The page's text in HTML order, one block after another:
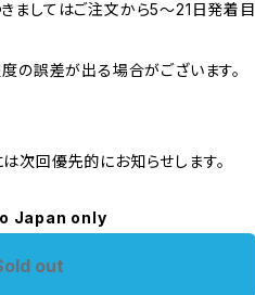
ましてはご注文から5〜21日発着目
の誤差が出る場合がございます。
次回優先的にお知らせします。
Japan only
out